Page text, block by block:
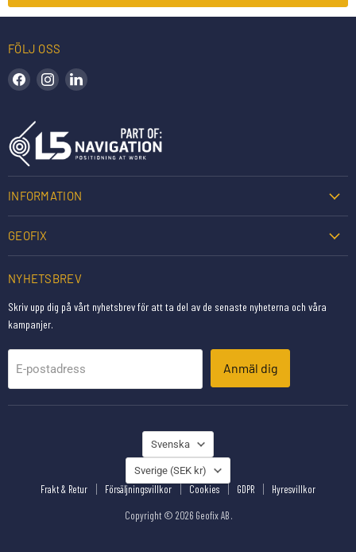
FÖLJ OSS
Hitta oss på Facebook
Hitta oss på Instagram
INFORMATION
GEOFIX
NYHETSBREV
Skriv upp dig på vårt nyhetsbrev för att ta del av de senaste nyheterna och våra
kampanjer.
E-postadress Anmäl dig
SPRÅK
Svenska
LAND
Sverige (SEK kr)
Frakt & Retur Försäljningsvillkor Cookies GDPR Hyresvillkor
Copyright © 2026 Geofix AB .